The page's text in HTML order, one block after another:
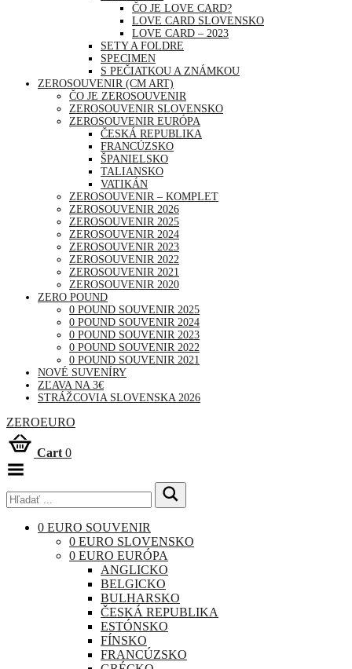
ČO JE LOVE CARD?
LOVE CARD SLOVENSKO
LOVE CARD – 2023
SETY A FOLDRE
SPECIMEN
S PEČIATKOU A ZNÁMKOU
ZEROSOUVENIR (CM ART)
ČO JE ZEROSOUVENIR
ZEROSOUVENIR SLOVENSKO
ZEROSOUVENIR EURÓPA
ČESKÁ REPUBLIKA
FRANCÚZSKO
ŠPANIELSKO
TALIANSKO
VATIKÁN
ZEROSOUVENIR – KOMPLET
ZEROSOUVENIR 2026
ZEROSOUVENIR 2025
ZEROSOUVENIR 2024
ZEROSOUVENIR 2023
ZEROSOUVENIR 2022
ZEROSOUVENIR 2021
ZEROSOUVENIR 2020
ZERO POUND
0 POUND SOUVENIR 2025
0 POUND SOUVENIR 2024
0 POUND SOUVENIR 2023
0 POUND SOUVENIR 2022
0 POUND SOUVENIR 2021
NOVÉ SUVENÍRY
ZĽAVA NA 3€
STRÁŽCOVIA SLOVENSKA 2026
ZEROEURO
Cart 0
0 EURO SOUVENIR
0 EURO SLOVENSKO
0 EURO EURÓPA
ANGLICKO
BELGICKO
BULHARSKO
ČESKÁ REPUBLIKA
ESTÓNSKO
FÍNSKO
FRANCÚZSKO